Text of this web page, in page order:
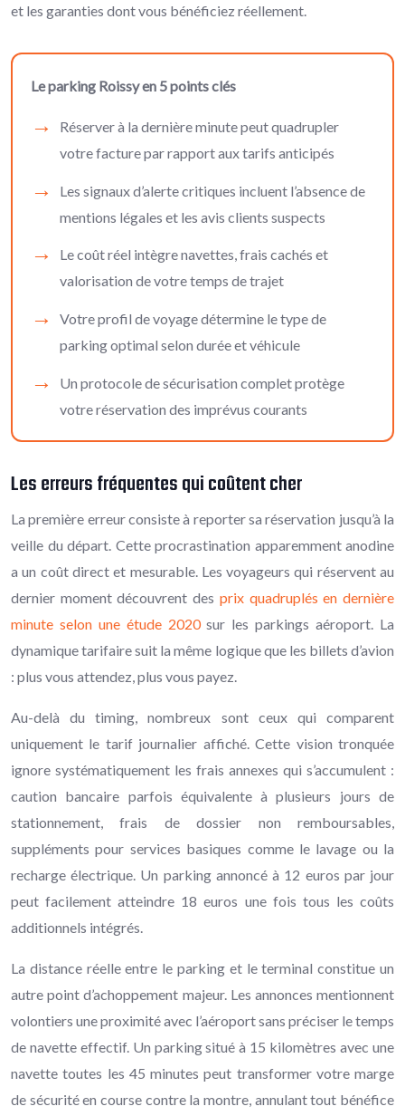
et les garanties dont vous bénéficiez réellement.
Le parking Roissy en 5 points clés
Réserver à la dernière minute peut quadrupler
votre facture par rapport aux tarifs anticipés
Les signaux d’alerte critiques incluent l’absence de
mentions légales et les avis clients suspects
Le coût réel intègre navettes, frais cachés et
valorisation de votre temps de trajet
Votre profil de voyage détermine le type de
parking optimal selon durée et véhicule
Un protocole de sécurisation complet protège
votre réservation des imprévus courants
Les erreurs fréquentes qui coûtent cher
La première erreur consiste à reporter sa réservation jusqu’à la
veille du départ. Cette procrastination apparemment anodine
a un coût direct et mesurable. Les voyageurs qui réservent au
dernier moment découvrent des prix quadruplés en dernière
minute selon une étude 2020sur les parkings aéroport. La
dynamique tarifaire suit la même logique que les billets d’avion
: plus vous attendez, plus vous payez.
Au-delà du timing, nombreux sont ceux qui comparent
uniquement le tarif journalier affiché. Cette vision tronquée
ignore systématiquement les frais annexes qui s’accumulent :
caution bancaire parfois équivalente à plusieurs jours de
stationnement, frais de dossier non remboursables,
suppléments pour services basiques comme le lavage ou la
recharge électrique. Un parking annoncé à 12 euros par jour
peut facilement atteindre 18 euros une fois tous les coûts
additionnels intégrés.
La distance réelle entre le parking et le terminal constitue un
autre point d’achoppement majeur. Les annonces mentionnent
volontiers une proximité avec l’aéroport sans préciser le temps
de navette effectif. Un parking situé à 15 kilomètres avec une
navette toutes les 45 minutes peut transformer votre marge
de sécurité en course contre la montre, annulant tout bénéfice